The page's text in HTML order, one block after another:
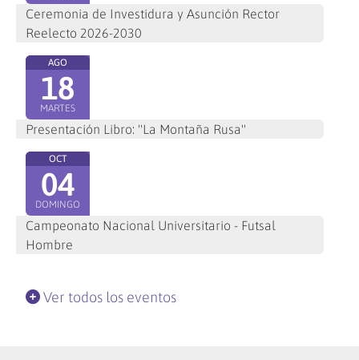
Ceremonia de Investidura y Asunción Rector
Reelecto 2026-2030
AGO
18
MARTES
Presentación Libro: "La Montaña Rusa"
OCT
04
DOMINGO
Campeonato Nacional Universitario - Futsal
Hombre
Ver todos los eventos